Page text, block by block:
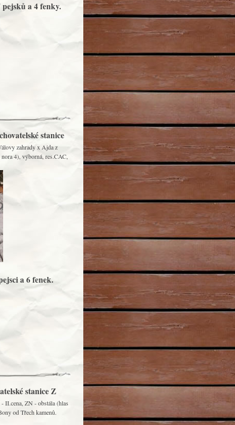
pejsků a 4 fenky.
stanice
zahrady x Ajda z
4), výborná, res.CAC,
a 6 fenek.
stanice Z
II.cena, ZN - obstála (hlas
od Třech kamenů.